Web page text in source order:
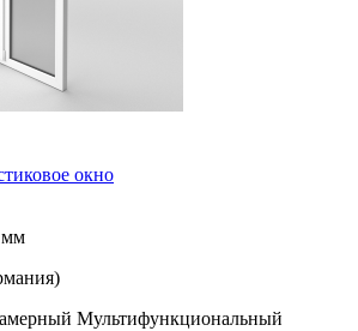
окно
мм
Мультифункциональный